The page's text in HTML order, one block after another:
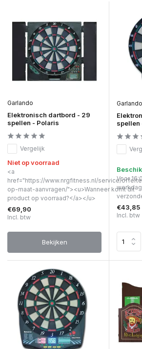
Garlando
Elektronisch dartbord - 29
spellen - Polaris
Vergelijk
Niet op voorraad
<a
href="https://www.nrgfitness.nl/service/
op-maat-aanvragen/"><u>Wanneer komt dit
product op voorraad?</a></u>
€69,90
Incl. btw
Bekijken
Garlando
spellen
Voor
€43,85
Incl. btw